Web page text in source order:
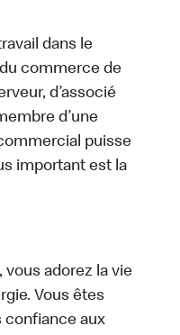
dans le
commerce de
d’associé
d’une
puisse
important est la
vous adorez la vie
Vous êtes
confiance aux